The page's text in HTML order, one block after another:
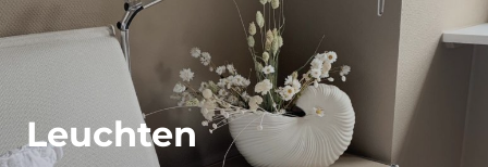
Leuchten